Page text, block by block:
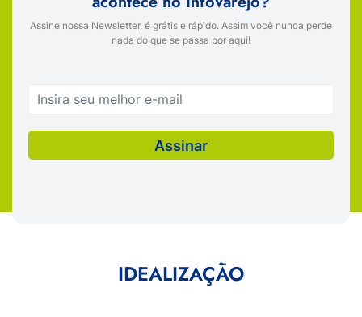
Assine nossa Newsletter, é grátis e rápido. Assim você nunca perde
nada do que se passa por aqui!
IDEALIZAÇÃO